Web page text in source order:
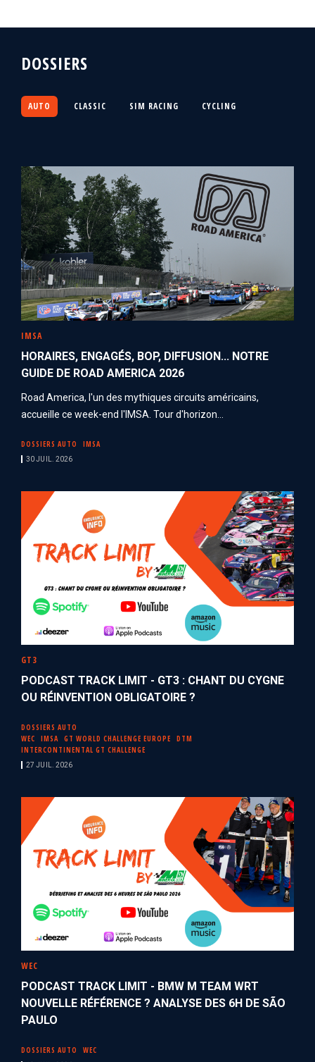
DOSSIERS
AUTO CLASSIC SIM RACING CYCLING
IMSA
HORAIRES, ENGAGÉS, BOP, DIFFUSION... NOTRE
GUIDE DE ROAD AMERICA 2026
Road America, l'un des mythiques circuits américains,
accueille ce week-end l'IMSA. Tour d'horizon...
DOSSIERS AUTO IMSA
30 JUIL. 2026
GT3
PODCAST TRACK LIMIT - GT3 : CHANT DU CYGNE
OU RÉINVENTION OBLIGATOIRE ?
DOSSIERS AUTO
WEC
IMSA GT WORLD CHALLENGE EUROPE
DTM
INTERCONTINENTAL GT CHALLENGE
27 JUIL. 2026
WEC
PODCAST TRACK LIMIT - BMW M TEAM WRT
NOUVELLE RÉFÉRENCE ? ANALYSE DES 6H DE SÃO
PAULO
DOSSIERS AUTO WEC